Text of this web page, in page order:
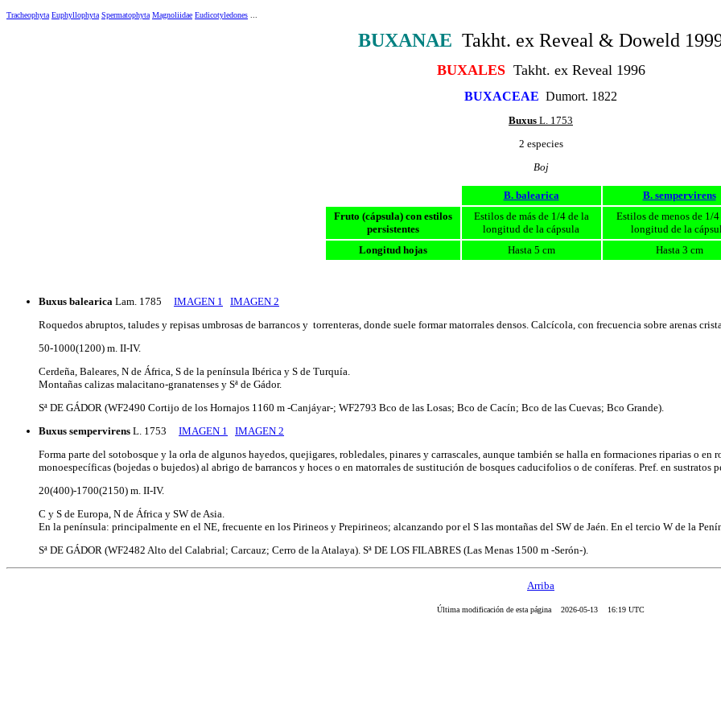
Tracheophyta Euphyllophyta Spermatophyta Magnoliidae Eudicotyledones
BUXANAE Takht. ex Reveal & Doweld
BUXALESTakht. ex Reveal 1996
BUXACEAE Dumort. 1822
Buxus L. 1753
2 especies
Boj
B. balearica
B. sempervirens
Fruto (cápsula) con estilos
persistentes
Estilos de más de 1/4 de la
longitud de la cápsula
Estilos de menos de 1/
longitud de la
Longitud hojas
Hasta 5 cm Hasta 3 cm
Buxus balearica Lam. 1785 IMAGEN 1
IMAGEN 2
Roquedos abruptos, taludes y repisas umbrosas de barrancos y torrenteras, donde suele formar matorrales densos. Calcícola, con frecuencia sobre arenas
50-1000(1200) m. II-IV.
Cerdeña, Baleares, N de África, S de la península Ibérica y S de Turquía.
Montañas calizas malacitano-granatenses y Sª de Gádor.
Sª DE GÁDOR (WF2490 Cortijo de los Hornajos 1160 m -Canjáyar-; WF2793 Bco de las Losas; Bco de Cacín; Bco de las Cuevas; Bco Grande).
Buxus sempervirens L. 1753 IMAGEN 1
IMAGEN 2
Forma parte del sotobosque y la orla de algunos hayedos, quejigares, robledales, pinares y carrascales, aunque también se halla en formaciones riparias o en
monoespecíficas (bojedas o bujedos) al abrigo de barrancos y hoces o en matorrales de sustitución de bosques caducifolios o de coníferas. Pref. en sustratos
20(400)-1700(2150) m. II-IV.
C y S de Europa, N de África y SW de Asia.
En la península: principalmente en el NE, frecuente en los Pirineos y Prepirineos; alcanzando por el S las montañas del SW de Jaén. En el tercio W de la
Sª DE GÁDOR (WF2482 Alto del Calabrial; Carcauz; Cerro de la Atalaya). Sª DE LOS FILABRES (Las Menas 1500 m -Serón-).
Arriba
Última modificación de esta página 2026-05-13 16:19 UTC